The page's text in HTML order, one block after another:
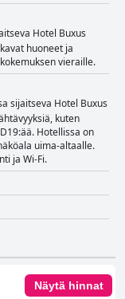
Hotel Buxus
huoneet ja
vieraille.
sijaitseva Hotel Buxus
kuten
Hotellissa on
uima-altaalle.
ja Wi-Fi.
Näytä hinnat